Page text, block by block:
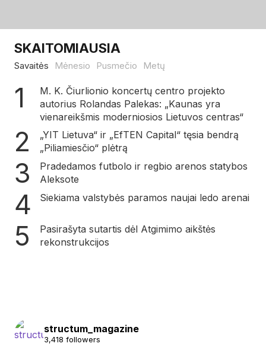
SKAITOMIAUSIA
Savaitės Mėnesio Pusmečio Metų
M. K. Čiurlionio koncertų centro projekto
autorius Rolandas Palekas: „Kaunas yra
vienareikšmis moderniosios Lietuvos centras“
„YIT Lietuva“ ir „EfTEN Capital“ tęsia bendrą
„Piliamiesčio“ plėtrą
Pradedamos futbolo ir regbio arenos statybos
Aleksote
Siekiama valstybės paramos naujai ledo arenai
Pasirašyta sutartis dėl Atgimimo aikštės
rekonstrukcijos
structum_magazine
3,418 followers